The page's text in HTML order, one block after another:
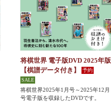
将棋世界 電子版DVD 2025年版
【棋譜データ付き】
将棋世界2025年1月号～2025年12月
号電子版を収録したDVDです。